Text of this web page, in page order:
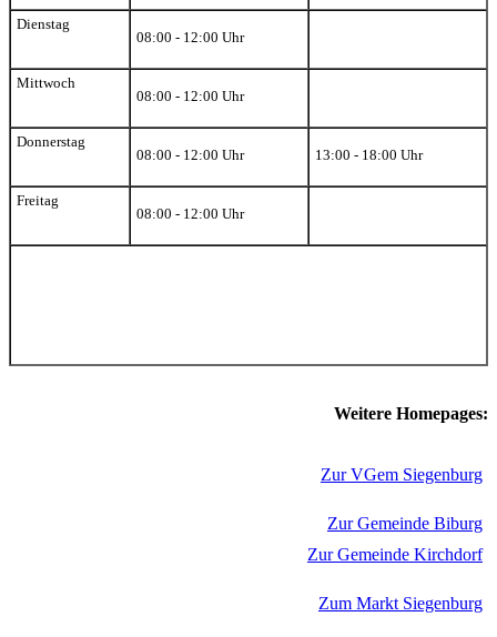
Dienstag
08:00 - 12:00 Uhr
Mittwoch
08:00 - 12:00 Uhr
Donnerstag
08:00 - 12:00 Uhr
13:00 - 18:00 Uhr
Freitag
08:00 - 12:00 Uhr
Weitere Homepages:
Zur VGem Siegenburg
Zur Gemeinde Biburg
Zur Gemeinde Kirchdorf
Zum Markt Siegenburg